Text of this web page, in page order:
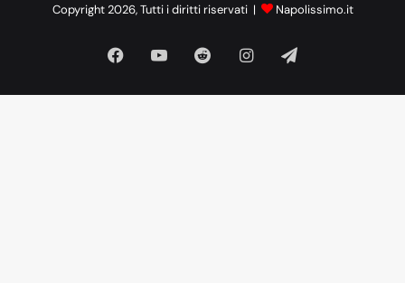
Copyright 2026, Tutti i diritti riservati |
Napolissimo.it
Facebook
Tube
RedditInstagram